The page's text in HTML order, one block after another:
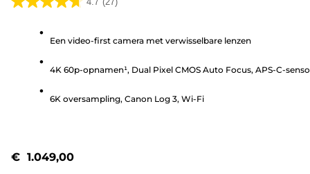
4.7
sterren.
Een video-first camera met verwisselbare lenzen
4K 60p-opnamen¹, Dual Pixel CMOS Auto Focus, APS-C-
6K oversampling, Canon Log 3, Wi-Fi
€ 1.049,00